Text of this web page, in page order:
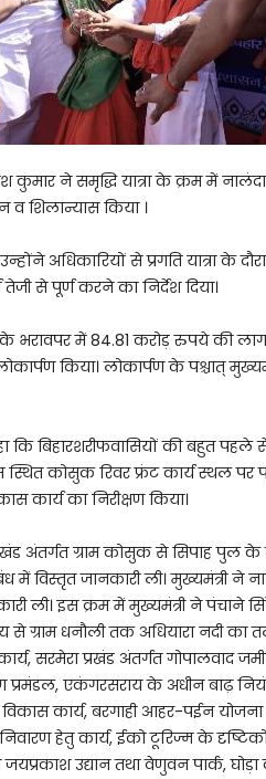
कुमार ने समृद्धि यात्रा के क्रम में
व शिलान्यास किया ।
अधिकारियों से प्रगति यात्रा के
से पूर्ण करने का निर्देश दिया।
के भरावपर में 84.81 करोड़ रुपये की
किया। लोकार्पण के पश्चात्
कि बिहारशरीफवासियों की बहुत पहले
स्थित कोसुक रिवर फ्रंट कार्य स्थल
कार्य का निरीक्षण किया।
अंतर्गत ग्राम कोसुक से सिपाह पुल
में विस्तृत जानकारी ली। मुख्यमंत्री ने
ली। इस क्रम में मुख्यमंत्री ने पंचाने
से ग्राम धनौली तक अधियारा नदी
सरमेरा प्रखंड अंतर्गत गोपालवाद
एकंगरसराय के अधीन बाढ़
कार्य, बरगाही आहर-पईन योजना
हेतु कार्य, ईको टूरिज्म के
उद्यान तथा वेणुवन पार्क,